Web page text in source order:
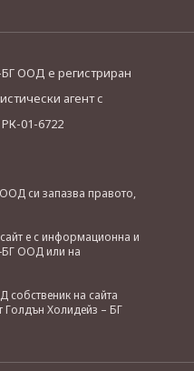
ООД е регистриран
агент с
01-6722
си запазва правото,
е с информационна и
БГ ООД или на
на сайта
Голдън Холидейз – БГ